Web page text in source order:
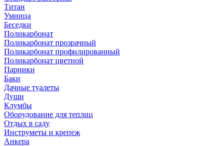
Титан
Умница
Беседки
Поликарбонат
Поликарбонат прозрачный
Поликарбонат профилированный
Поликарбонат цветной
Парники
Баки
Дачные туалеты
Души
Клумбы
Оборудование для теплиц
Отдых в саду
Инструметы и крепеж
Анкера